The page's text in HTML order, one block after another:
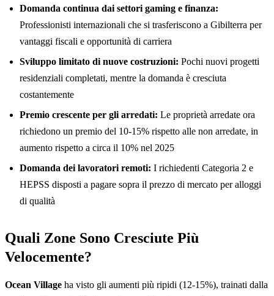
Domanda continua dai settori gaming e finanza:
Professionisti internazionali che si trasferiscono a Gibilterra per
vantaggi fiscali e opportunità di carriera
Sviluppo limitato di nuove costruzioni: Pochi nuovi progetti
residenziali completati, mentre la domanda è cresciuta
costantemente
Premio crescente per gli arredati: Le proprietà arredate ora
richiedono un premio del 10-15% rispetto alle non arredate, in
aumento rispetto a circa il 10% nel 2025
Domanda dei lavoratori remoti: I richiedenti Categoria 2 e
HEPSS disposti a pagare sopra il prezzo di mercato per alloggi
di qualità
Quali Zone Sono Cresciute Più
Velocemente?
Ocean Village ha visto gli aumenti più ripidi (12-15%), trainati dalla